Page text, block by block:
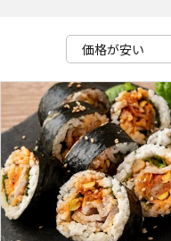
カテゴリから探す
スイーツ
お菓子
飲料
価格が安い
商品名
新着順
発売日順
価格が安い
価格が高い
お気に入り登録数